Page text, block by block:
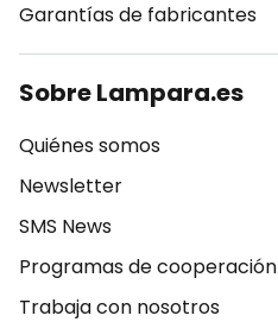
Garantías de fabricantes
Sobre Lampara.es
Quiénes somos
Newsletter
SMS News
Programas de cooperación
Trabaja con nosotros